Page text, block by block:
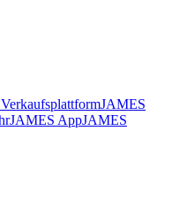
JAMES
JAMES AppJAMES